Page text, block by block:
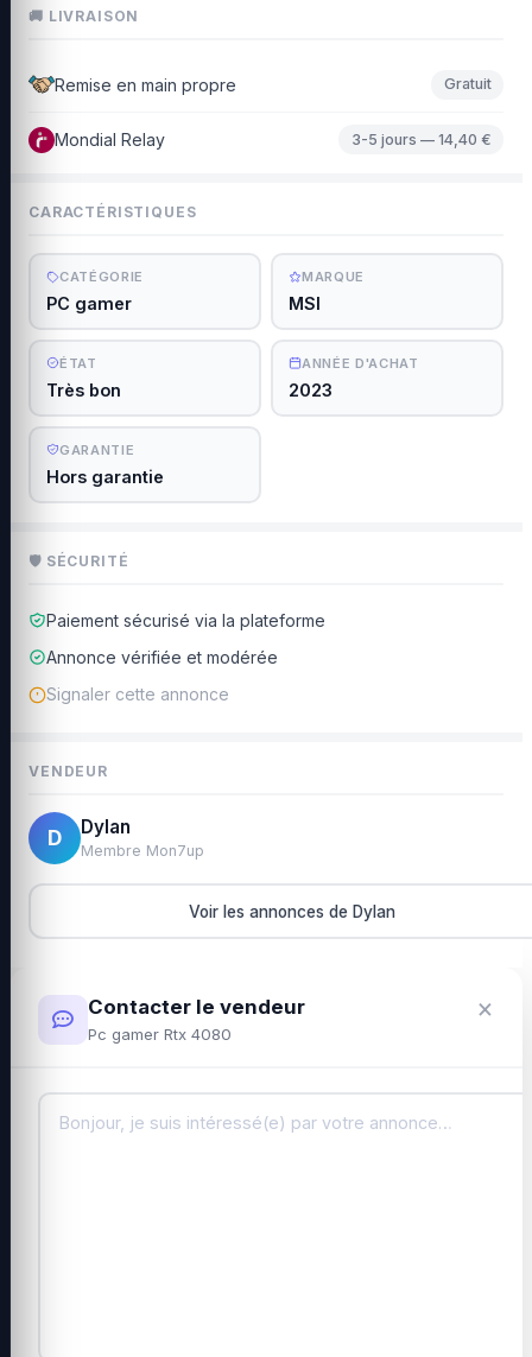
CARACTÉRISTIQUES
CATÉGORIE
PC gamer
MARQUE
MSI
ÉTAT
Très bon
ANNÉE D'ACHAT
2023
GARANTIE
Hors garantie
🛡 SÉCURITÉ
Paiement sécurisé via la plateforme
Annonce vérifiée et modérée
Signaler cette annonce
VENDEUR
D Dylan
Membre Mon7up
Voir les annonces de Dylan
🚚 LIVRAISON
Remise en main propre Gratuit
Mondial Relay 3-5 jours — 14,40 €
Contacter le vendeur
Pc gamer Rtx 4080
×